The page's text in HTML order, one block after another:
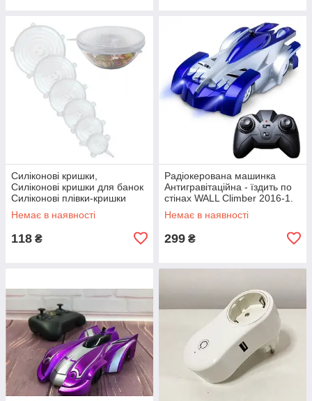
Силіконові кришки,
Силіконові кришки для банок
Силіконові плівки-кришки
silicon VA-61
Немає в наявності
118 ₴
Радіокерована машинка
Антигравітаційна - їздить по
стінах WALL Climber 2016-1.
Колір синій TS-72
Немає в наявності
299 ₴